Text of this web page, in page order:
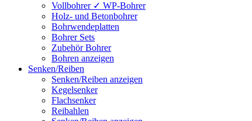
Vollbohrer ✓ WP-Bohrer
Holz- und Betonbohrer
Bohrwendeplatten
Bohrer Sets
Zubehör Bohrer
Bohren anzeigen
Senken/Reiben
Senken/Reiben anzeigen
Kegelsenker
Flachsenker
Reibahlen